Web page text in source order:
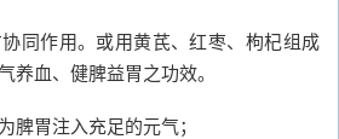
同作用。或用黄芪、红枣、枸杞组成
养血、健脾益胃之功效。
脾胃注入充足的元气；